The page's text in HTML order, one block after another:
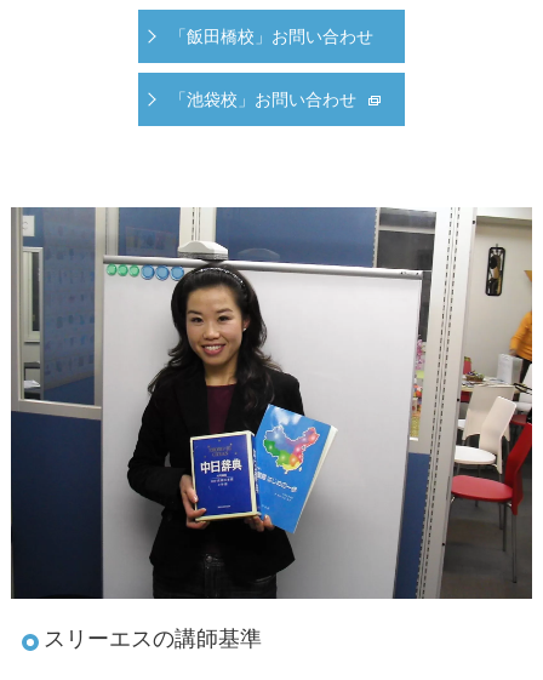
「飯田橋校」お問い合わせ
「池袋校」お問い合わせ
スリーエスの講師基準